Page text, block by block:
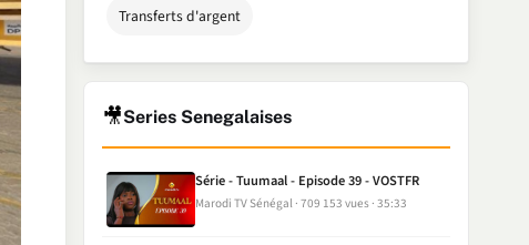
Transferts d'argent
🎥Series Senegalaises
Série - Tuumaal - Episode 39 - VOSTFR
Marodi TV Sénégal 709 153 vues 35:33